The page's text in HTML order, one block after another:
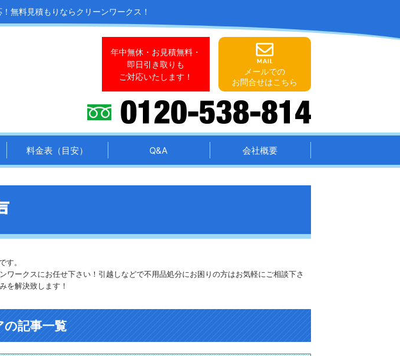
無料見積もりならクリーンワークス！
年中無休・お見積無料・
即日引き取りも
ご対応いたします！
メールでの
お問合せはこちら
料金表（目安） Q&A 会社概要
す。
ワークスにお任せ下さい！引越しなどで不用品処分にお困りの方はお気軽にご相談下さ
を解決致します！
の記事一覧